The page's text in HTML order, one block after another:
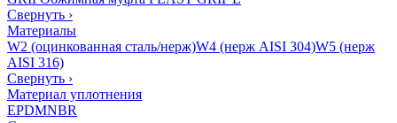
Свернуть ›
Материалы
W2 (оцинкованная сталь/нерж)W4 (нерж AISI 304)W5 (нерж
AISI 316)
Свернуть ›
Материал уплотнения
EPDMNBR